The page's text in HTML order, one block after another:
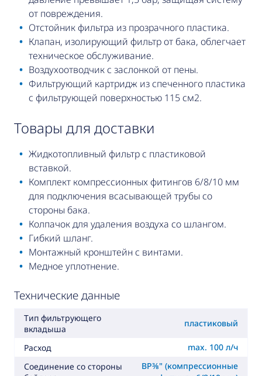
от повреждения.
Отстойник фильтра из прозрачного пластика.
Клапан, изолирующий фильтр от бака, облегчает
техническое обслуживание.
Воздухоотводчик с заслонкой от пены.
Фильтрующий картридж из спеченного пластика
с фильтрующей поверхностью 115 см2.
товары для доставки
Жидкотопливный фильтр с пластиковой
вставкой.
Комплект компрессионных фитингов 6/8/10 мм
для подключения всасывающей трубы со
стороны бака.
Колпачок для удаления воздуха со шлангом.
Гибкий шланг.
Монтажный кронштейн с винтами.
Медное уплотнение.
Технические данные
Тип фильтрующего
вкладыша
пластиковый
Расход
max. 100 л/ч
Соединение со стороны
ВР⅜" (компрессионные